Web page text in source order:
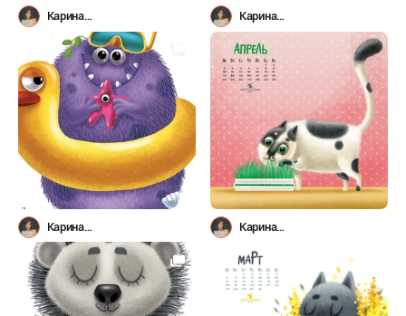
Карина
Лемешева(Капучинка)
Карина
Лемешева(Капучинка)
Карина
Лемешева(Капучинка)
Карина